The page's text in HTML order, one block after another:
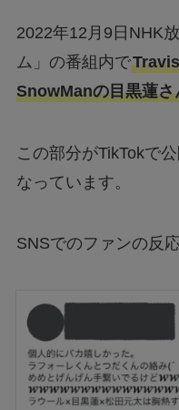
2022年12月9日NHK
ム」の番組内で
SnowManの目黒蓮
この部分がTikTokで
なっています。
SNSでのファンの反